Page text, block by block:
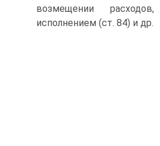
возмещении
исполнением (ст. 84) и др.